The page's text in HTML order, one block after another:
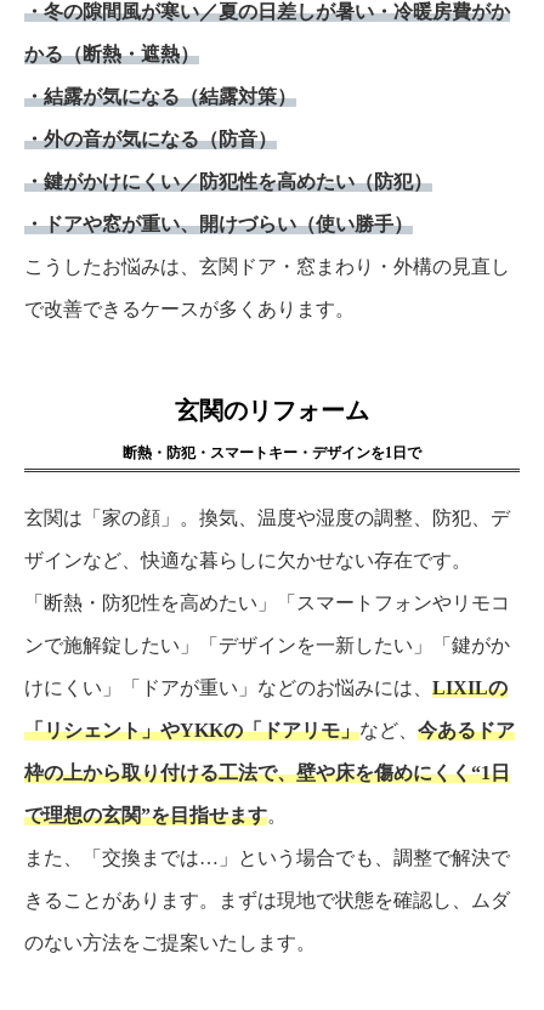
・冬の隙間風が寒い／夏の日差しが暑い・冷暖房費がか
かる（断熱・遮熱）
・結露が気になる（結露対策）
・外の音が気になる（防音）
・鍵がかけにくい／防犯性を高めたい（防犯）
・ドアや窓が重い、開けづらい（使い勝手）
こうしたお悩みは、玄関ドア・窓まわり・外構の見直し
で改善できるケースが多くあります。
玄関のリフォーム
断熱・防犯・スマートキー・デザインを1日で
玄関は「家の顔」。換気、温度や湿度の調整、防犯、デ
ザインなど、快適な暮らしに欠かせない存在です。
「断熱・防犯性を高めたい」「スマートフォンやリモコ
ンで施解錠したい」「デザインを一新したい」「鍵がか
けにくい」「ドアが重い」などのお悩みには、 LIXILの
「リシェント」やYKKの「ドアリモ」など、 今あるドア
枠の上から取り付ける工法で、壁や床を傷めにくく“1日
で理想の玄関”を目指せます。
また、「交換までは…」という場合でも、調整で解決で
きることがあります。まずは現地で状態を確認し、ムダ
のない方法をご提案いたします。